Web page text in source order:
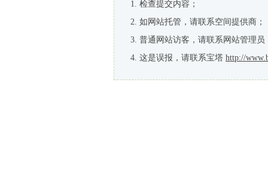
检查提交内容；
如网站托管，请联系空间提供商；
普通网站访客，请联系网站管理员
这是误报，请联系宝塔 http://